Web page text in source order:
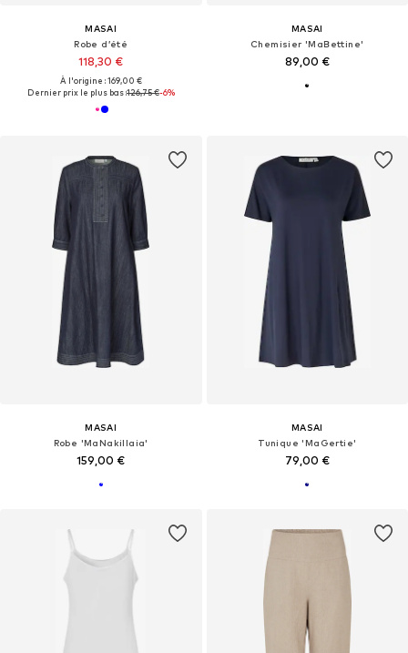
MASAI
Robe d’été
118,30 €
À l'origine : 169,00 €
Dernier prix le plus bas :126,75 €-6%
MASAI
Chemisier 'MaBettine'
89,00 €
MASAI
Robe 'MaNakillaia'
159,00 €
MASAI
Tunique 'MaGertie'
79,00 €